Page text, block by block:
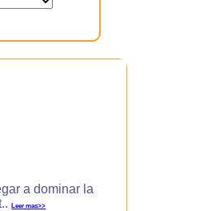
a dominar la
Leer mas>>